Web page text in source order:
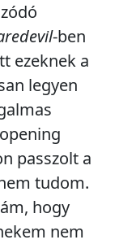
-ben
ezeknek a
legyen
passzolt a
tudom.
hogy
nem